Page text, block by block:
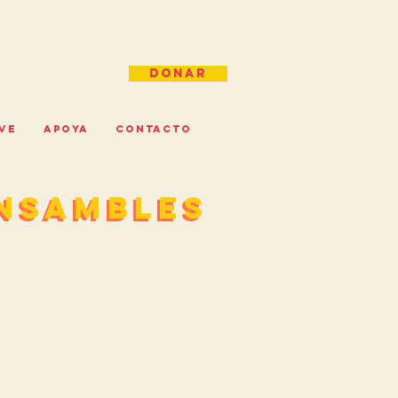
Donar
APOYA CONTACTO